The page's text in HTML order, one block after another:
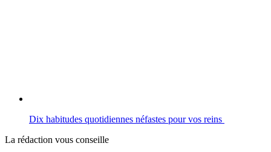
Dix habitudes quotidiennes néfastes pour vos reins
La rédaction vous conseille